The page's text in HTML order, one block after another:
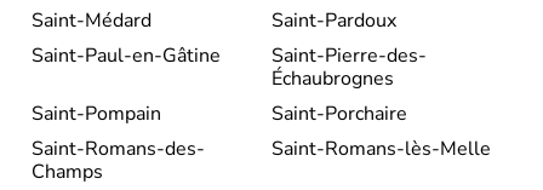
Saint-Médard
Saint-Pardoux
Saint-Paul-en-Gâtine
Saint-Pierre-des-
Échaubrognes
Saint-Pompain
Saint-Porchaire
Saint-Romans-des-
Champs
Saint-Romans-lès-Melle